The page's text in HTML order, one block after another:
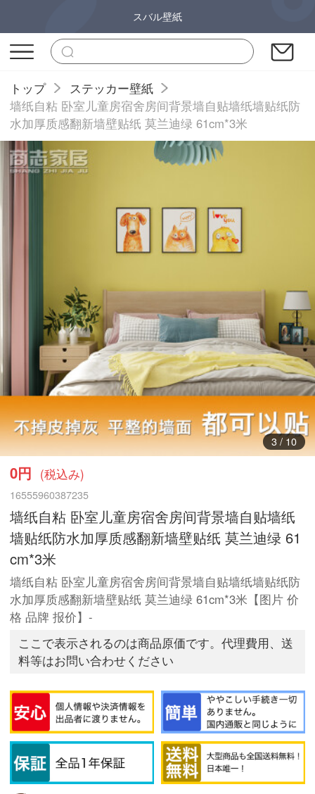
スバル壁紙
トップ
ステッカー壁紙
墙纸自粘 卧室儿童房宿舍房间背景墙自贴墙纸墙贴纸防
水加厚质感翻新墙壁贴纸 莫兰迪绿 61cm*3米
4/ 10
0円 (税込み)
16555960387235
墙纸自粘 卧室儿童房宿舍房间背景墙自贴墙纸
墙贴纸防水加厚质感翻新墙壁贴纸 莫兰迪绿 61
cm*3米
墙纸自粘 卧室儿童房宿舍房间背景墙自贴墙纸墙贴纸防
水加厚质感翻新墙壁贴纸 莫兰迪绿 61cm*3米【图片 价
格 品牌 报价】-
ここで表示されるのは商品原価です。代理費用、送
料等はお問い合わせください